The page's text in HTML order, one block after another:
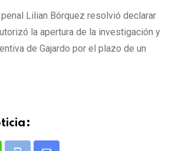
Lilian Bórquez resolvió declarar
la apertura de la investigación y
de Gajardo por el plazo de un